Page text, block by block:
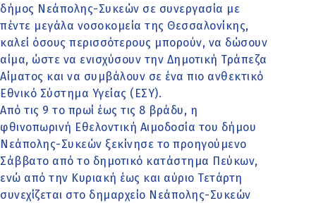
δήμος Νεάπολης-Συκεών σε συνεργασία με
πέντε μεγάλα νοσοκομεία της Θεσσαλονίκης,
καλεί όσους περισσότερους μπορούν, να δώσουν
αίμα, ώστε να ενισχύσουν την Δημοτική Τράπεζα
Αίματος και να συμβάλουν σε ένα πιο ανθεκτικό
Εθνικό Σύστημα Υγείας (ΕΣΥ).
Από τις 9 το πρωί έως τις 8 βράδυ, η
φθινοπωρινή Εθελοντική Αιμοδοσία του δήμου
Νεάπολης-Συκεών ξεκίνησε το προηγούμενο
Σάββατο από το δημοτικό κατάστημα Πεύκων,
ενώ από την Κυριακή έως και αύριο Τετάρτη
συνεχίζεται στο δημαρχείο Νεάπολης-Συκεών